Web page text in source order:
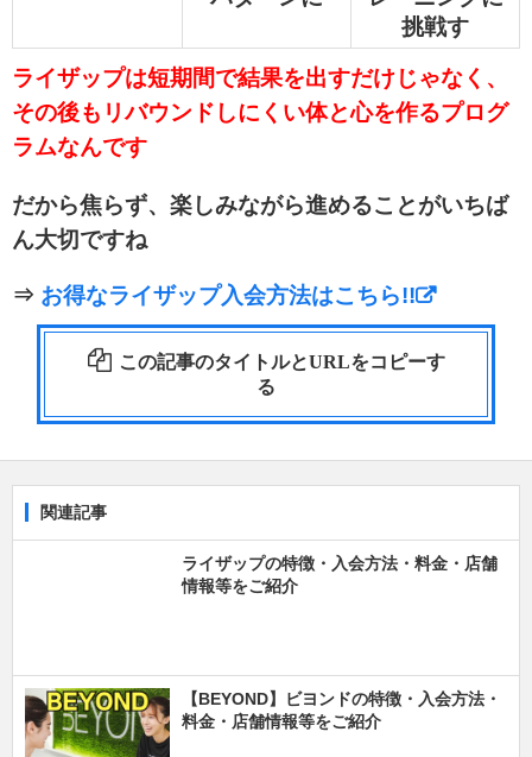
挑戦す
ライザップは短期間で結果を出すだけじゃなく、
その後もリバウンドしにくい体と心を作るプログ
ラムなんです
だから焦らず、楽しみながら進めることがいちば
ん大切ですね
⇒ お得なライザップ入会方法はこちら!!
この記事のタイトルとURLをコピーす
る
関連記事
ライザップの特徴・入会方法・料金・店舗
情報等をご紹介
【BEYOND】ビヨンドの特徴・入会方法・
料金・店舗情報等をご紹介